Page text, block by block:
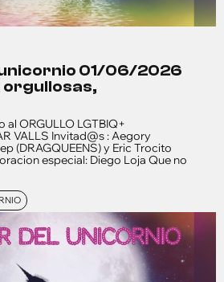
orgullosas,
ORGULLO LGTBIQ+
VALLS Invitad@s : Aegory
(DRAGQUEENS) y Eric Trocito
especial: Diego Loja Que no